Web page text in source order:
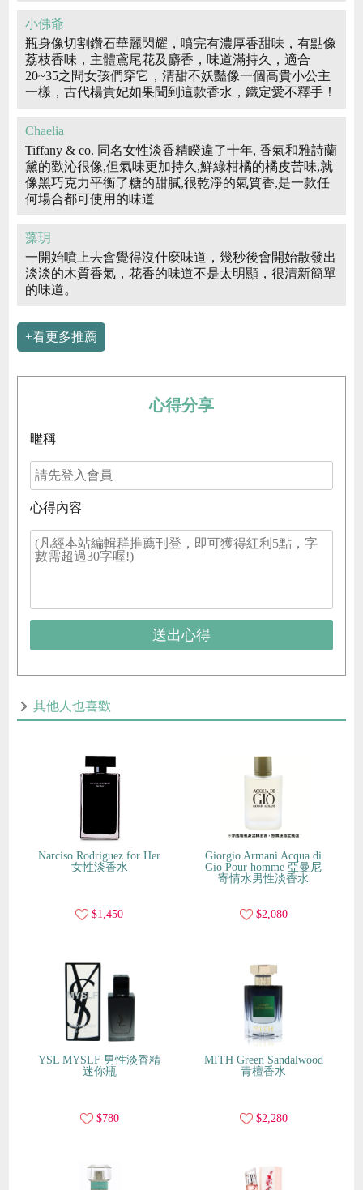
小佛爺
瓶身像切割鑽石華麗閃耀，噴完有濃厚香甜味，有點像
荔枝香味，主體鳶尾花及麝香，味道滿持久，適合
20~35之間女孩們穿它，清甜不妖豔像一個高貴小公主
一樣，古代楊貴妃如果聞到這款香水，鐵定愛不釋手！
Chaelia
Tiffany & co. 同名女性淡香精睽違了十年, 香氣和雅詩蘭
黛的歡沁很像,但氣味更加持久,鮮綠柑橘的橘皮苦味,就
像黑巧克力平衡了糖的甜膩,很乾淨的氣質香,是一款任
何場合都可使用的味道
藻玥
一開始噴上去會覺得沒什麼味道，幾秒後會開始散發出
淡淡的木質香氣，花香的味道不是太明顯，很清新簡單
的味道。
+看更多推薦
心得分享
暱稱
心得內容
送出心得
其他人也喜歡
Narciso Rodriguez for Her
女性淡香水
$1,450
Giorgio Armani Acqua di
Gio Pour homme 亞曼尼
寄情水男性淡香水
$2,080
YSL MYSLF 男性淡香精
迷你瓶
$780
MITH Green Sandalwood
青檀香水
$2,280